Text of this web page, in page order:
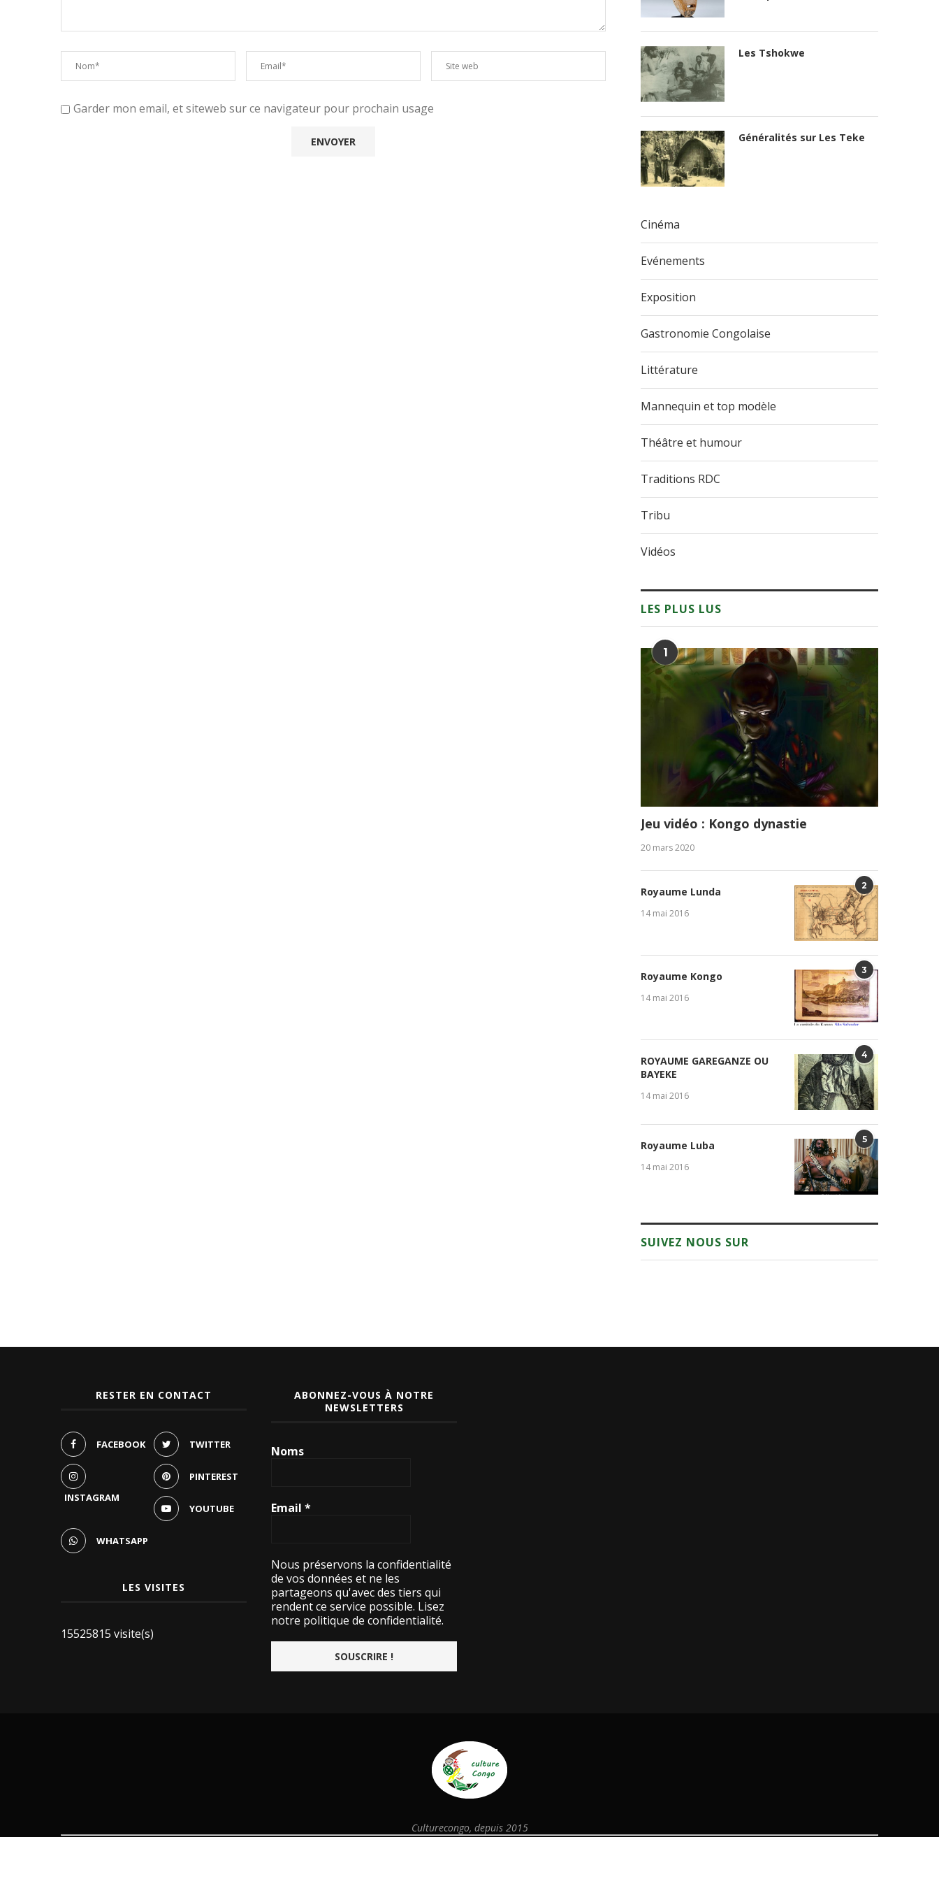
Garder mon email, et siteweb sur ce navigateur pour prochain usage
Les Tshokwe
Généralités sur Les Teke
Cinéma
Evénements
Exposition
Gastronomie Congolaise
Littérature
Mannequin et top modèle
Théâtre et humour
Traditions RDC
Tribu
Vidéos
LES PLUS LUS
1
Jeu vidéo : Kongo dynastie
20 mars 2020
2
Royaume Lunda
14 mai 2016
3
Royaume Kongo
14 mai 2016
4
ROYAUME GAREGANZE OU
BAYEKE
14 mai 2016
5
Royaume Luba
14 mai 2016
SUIVEZ NOUS SUR
RESTER EN CONTACT
FACEBOOK TWITTER
INSTAGRAM
PINTEREST
YOUTUBE
WHATSAPP
LES VISITES
15525815 visite(s)
ABONNEZ-VOUS À NOTRE
NEWSLETTERS
Noms
Email*
Nous préservons la confidentialité
de vos données et ne les
partageons qu'avec des tiers qui
rendent ce service possible. Lisez
notre politique de confidentialité.
Culturecongo, depuis 2015